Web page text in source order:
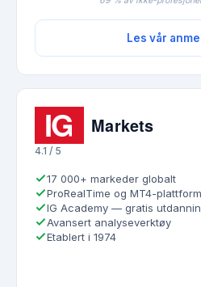
Les vår
4.1 / 5
17 000+ markeder globalt
ProRealTime og MT4-
IG Academy — gratis
Avansert analyseverktøy
Etablert i 1974